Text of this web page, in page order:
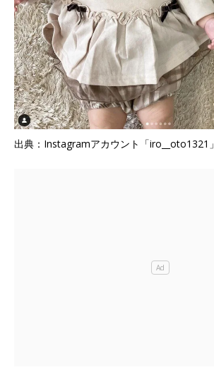
出典：Instagramアカウント「iro__oto1321」